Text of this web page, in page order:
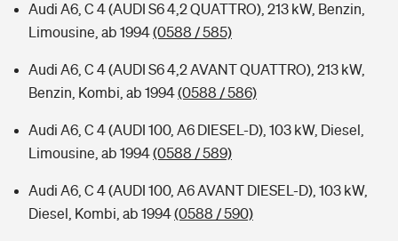
Audi A6, C 4 (AUDI S6 4,2 QUATTRO), 213 kW, Benzin,
Limousine, ab 1994(0588 / 585)
Audi A6, C 4 (AUDI S6 4,2 AVANT QUATTRO), 213 kW,
Benzin, Kombi, ab 1994(0588 / 586)
Audi A6, C 4 (AUDI 100, A6 DIESEL-D), 103 kW, Diesel,
Limousine, ab 1994(0588 / 589)
Audi A6, C 4 (AUDI 100, A6 AVANT DIESEL-D), 103 kW,
Diesel, Kombi, ab 1994(0588 / 590)